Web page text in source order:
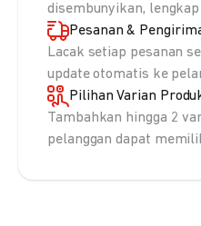
disembunyikan, lengkap
Pesanan &
Lacak setiap pesanan
update otomatis ke
Pilihan Varian
Tambahkan hingga 2
pelanggan dapat